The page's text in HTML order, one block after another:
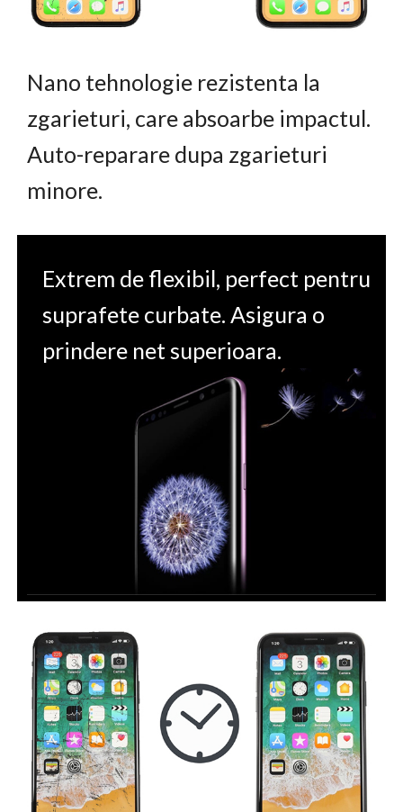
Nano tehnologie rezistenta la
zgarieturi, care absoarbe impactul.
Auto-reparare dupa zgarieturi
minore.
Extrem de flexibil, perfect pentru
suprafete curbate. Asigura o
prindere net superioara.